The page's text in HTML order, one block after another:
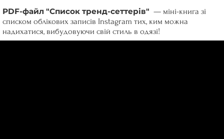
PDF-файл "Список тренд-сеттерів" — міні-книга зі
списком облікових записів Instagram тих, ким можна
надихатися, вибудовуючи свій стиль в одязі!